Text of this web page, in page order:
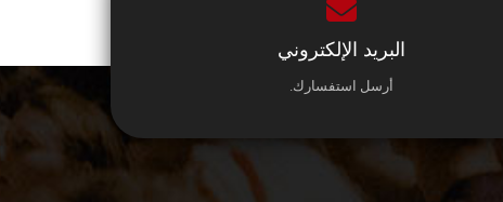
البريد الإلكتروني
أرسل استفسارك.